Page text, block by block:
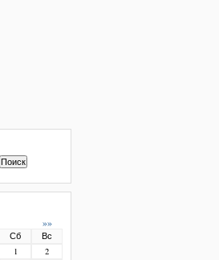
Поиск
»»
Сб
Вс
1
2